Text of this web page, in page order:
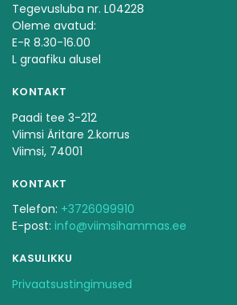
Tegevusluba nr. L04228
Oleme avatud:
E-R 8.30-16.00
L graafiku alusel
KONTAKT
Paadi tee 3-212
Viimsi Äritare 2.korrus
Viimsi, 74001
KONTAKT
Telefon: +3726099910
E-post: info@viimsihammas.ee
KASULIKKU
Privaatsustingimused